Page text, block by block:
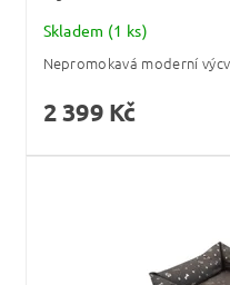
Skladem (1 ks)
Nepromokavá moderní
2 399 Kč